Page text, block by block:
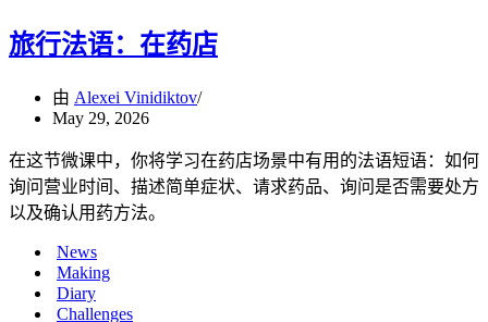
旅行法语：在药店
由 Alexei Vinidiktov
May 29, 2026
在这节微课中，你将学习在药店场景中有用的法语短语：如何
询问营业时间、描述简单症状、请求药品、询问是否需要处方
以及确认用药方法。
News
Making
Diary
Challenges